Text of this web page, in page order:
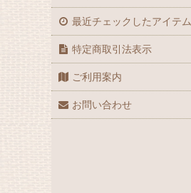
Ninja ZX-10R SE
Ninja ZX-10RR
Ninja ZX-14
最近チェックしたアイテム
特定商取引法表示
ご利用案内
お問い合わせ